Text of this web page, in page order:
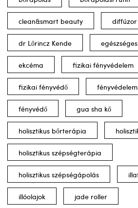
clean&smart beauty diffúzor
dr Lőrincz Kende
ekcéma fizikai fényvédelem
fizikai fényvédő fényvédelem
fényvédő gua sha kő
holisztikus bőrterápia
holisztikus szépségterápia
holisztikus szépségápolás
illóolajok jade roller